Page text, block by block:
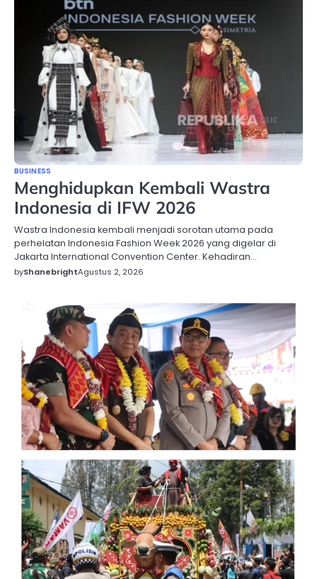
BUSINESS
Menghidupkan Kembali Wastra
Indonesia di IFW 2026
Wastra Indonesia kembali menjadi sorotan utama pada
perhelatan Indonesia Fashion Week 2026 yang digelar di
Jakarta International Convention Center. Kehadiran…
byShanebrightAgustus 2, 2026